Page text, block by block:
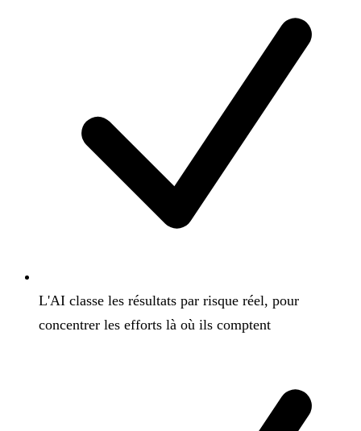
L'AI classe les résultats par risque réel, pour
concentrer les efforts là où ils comptent